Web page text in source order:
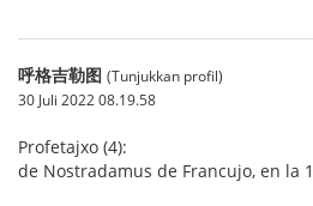
呼格吉勒图 (Tunjukkan profil)
30 Juli 2022 08.19.58
Profetajxo (4):
de Nostradamus de Francujo, en la